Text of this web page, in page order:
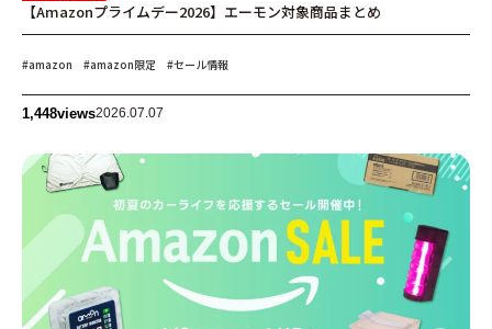
【Amazonプライムデー2026】エーモン対象商品まとめ
#amazon #amazon限定 #セール情報
1,448views2026.07.07